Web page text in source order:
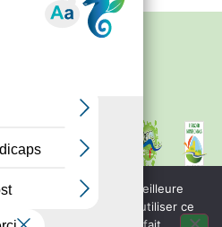
Mentions
de Nontron
d'information
pour vous garantir la meilleure
Si vous continuez à utiliser ce